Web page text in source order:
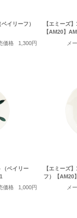
イリーフ）
価格
1,300円
【エミーズ
【AM20】
メ
（ベイリー
価格
1,000円
【エミーズ
フ）【AM20
メ